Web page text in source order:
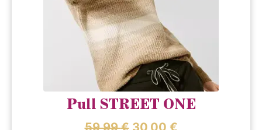
Pull STREET ONE
59,99€ 30,00 €